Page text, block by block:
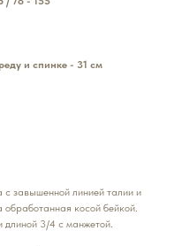
и спинке - 31 см
с завышенной линией талии и
косой бейкой.
3/4 с манжетой.